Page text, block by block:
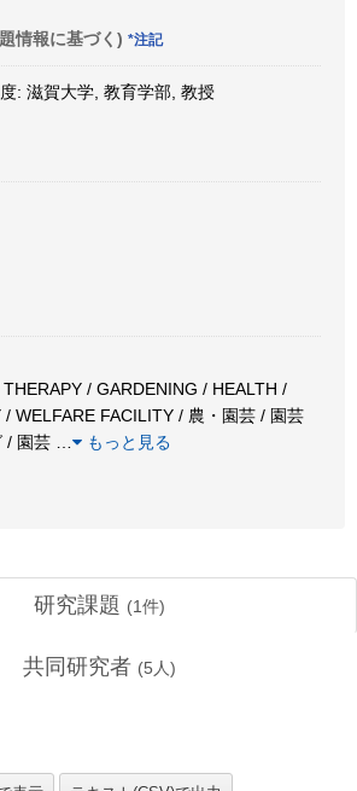
情報に基づく) *注記
: 滋賀大学, 教育学部, 教授
/ GARDENING / HEALTH /
/ WELFARE FACILITY / 農・園芸 / 園芸
/ 園芸
もっと見る
研究課題 (1件)
共同研究者 (5 人)